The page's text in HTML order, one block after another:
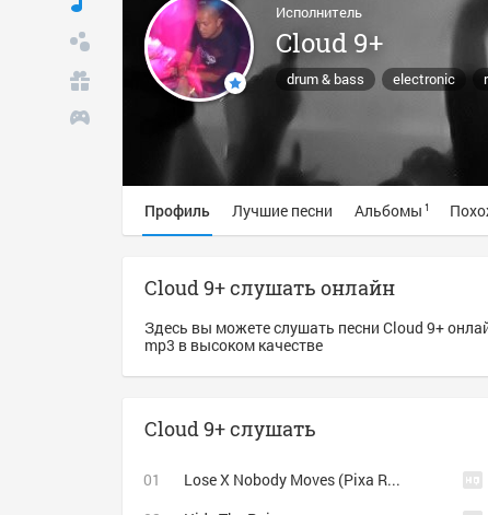
Исполнитель
Cloud 9+
drum & bass electronic
Профиль Лучшие песни Альбомы 1
Cloud 9+ слушать онлайн
Здесь вы можете слушать песни Cloud 9+
mp3 в высоком качестве
Cloud 9+ слушать
Lose X Nobody Moves (Pixa Remix)